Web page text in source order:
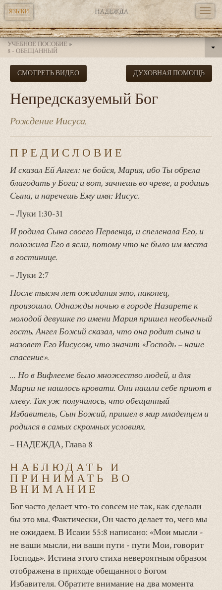
Перейти
основному
содержанию
ЯЗЫКИ
УЧЕБНОЕ ПОСОБИЕ»
8 - ОБЕЩАННЫЙ
СМОТРЕТЬ ВИДЕО ДУХОВНАЯ ПОМОЩЬ
Непредсказуемый Бог
Рождение Иисуса.
ПРЕДИСЛОВИЕ
И сказал Ей Ангел: не бойся, Мария, ибо Ты обрела
благодать у Бога; и вот, зачнешь во чреве, и родишь
Сына, и наречешь Ему имя: Иисус.
– Луки 1:30-31
И родила Сына своего Первенца, и спеленала Его, и
положила Его в ясли, потому что не было им места
в гостинице.
– Луки 2:7
После тысяч лет ожидания это, наконец,
произошло. Однажды ночью в городе Назарете к
молодой девушке по имени Мария пришел необычный
гость. Ангел Божий сказал, что она родит сына и
назовет Его Иисусом, что значит «Господь – наше
спасение».
… Но в Вифлееме было множество людей, и для
Марии не нашлось кровати. Они нашли себе приют в
хлеву. Так уж получилось, что обещанный
Избавитель, Сын Божий, пришел в мир младенцем и
родился в самых скромных условиях.
– НАДЕЖДА, Глава 8
НАБЛЮДАТЬ И
ПРИНИМАТЬ ВО
ВНИМАНИЕ
Бог часто делает что-то совсем не так, как сделали
бы это мы. Фактически, Он часто делает то, чего мы
не ожидаем. В Исаии 55:8 написано: «Мои мысли -
не ваши мысли, ни ваши пути - пути Мои, говорит
Господь». Истина этого стиха невероятным образом
отображена в приходе обещанного Богом
Избавителя. Обратите внимание на два момента